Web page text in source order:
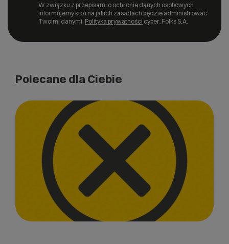
W związku z przepisami o ochronie danych osobowych
informujemy kto i na jakich zasadach będzie administrować
Twoimi danymi: Polityka prywatności cyber_Folks S.A.
Polecane dla Ciebie